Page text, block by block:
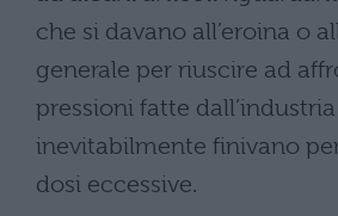
che si davano all’eroina o
generale per riuscire ad
pressioni fatte
inevitabilmente finivano
dosi eccessive.